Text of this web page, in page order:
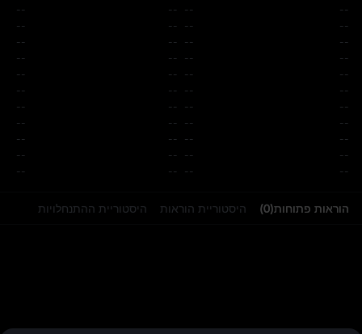
--
--
--
--
--
--
--
--
--
--
--
--
--
--
--
--
--
--
--
--
--
--
-- --
-- --
-- --
-- --
-- --
-- --
-- --
-- --
-- --
-- --
-- --
הוראות פתוחות(
0
) היסטוריית הוראות היסטוריית ההתנחלויות